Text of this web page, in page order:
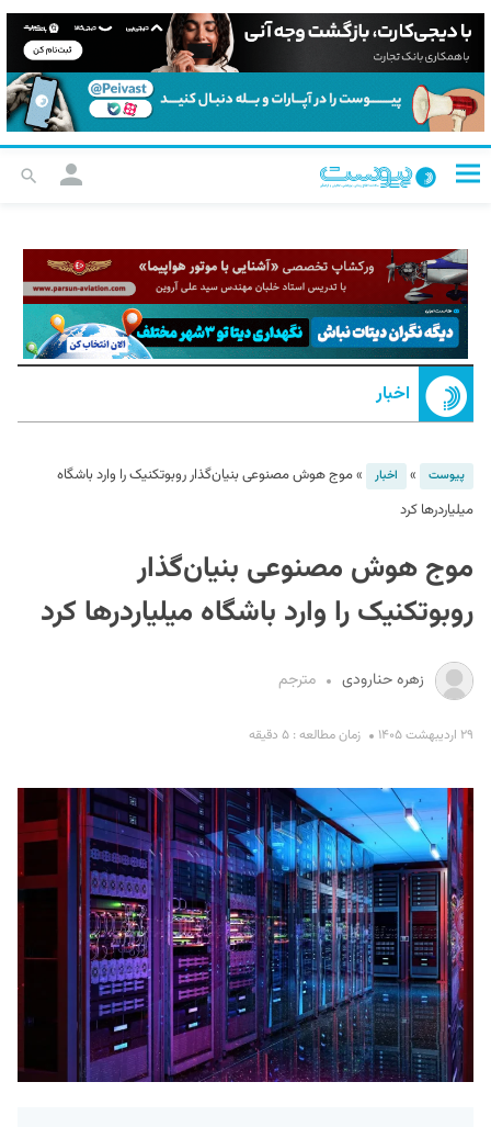
اخبار
پیوست » اخبار »موج هوش مصنوعی بنیان‌گذار روبوتکنیک را وارد باشگاه
میلیاردرها کرد
موج هوش مصنوعی بنیان‌گذار
روبوتکنیک را وارد باشگاه میلیاردرها کرد
زهره حنارودی مترجم
۲۹ اردیبهشت ۱۴۰۵ زمان مطالعه : ۵ دقیقه